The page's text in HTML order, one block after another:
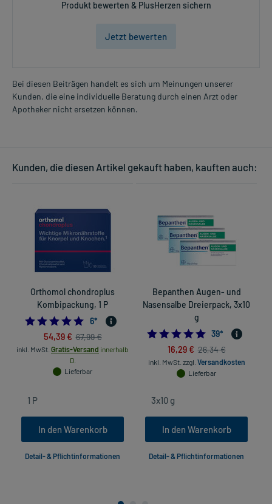
Produkt bewerten & PlusHerzen sichern
Jetzt bewerten
Bei diesen Beiträgen handelt es sich um Meinungen unserer
Kunden, die eine individuelle Beratung durch einen Arzt oder
Apotheker nicht ersetzen können.
Kunden, die diesen Artikel gekauft haben, kauften auch:
Orthomol chondroplus
Kombipackung, 1 P
4.833333333333333
6*
54,39 € 67,99 €
inkl. MwSt. Gratis-Versand innerhalb
D.
Lieferbar
In den Warenkorb
Detail- & Pflichtinformationen
Bepanthen Augen- und
Nasensalbe Dreierpack, 3x10
g
39*
16,29 € 26,34 €
inkl. MwSt. zzgl. Versandkosten
Lieferbar
In den Warenkorb
Detail- & Pflichtinformationen